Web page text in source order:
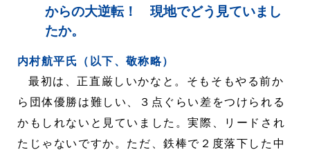
からの大逆転！ 現地でどう見ていまし
たか。
内村航平氏（以下、敬称略）
最初は、正直厳しいかなと。そもそもやる前か
ら団体優勝は難しい、３点ぐらい差をつけられる
かもしれないと見ていました。実際、リードされ
たじゃないですか。ただ、鉄棒で２度落下した中